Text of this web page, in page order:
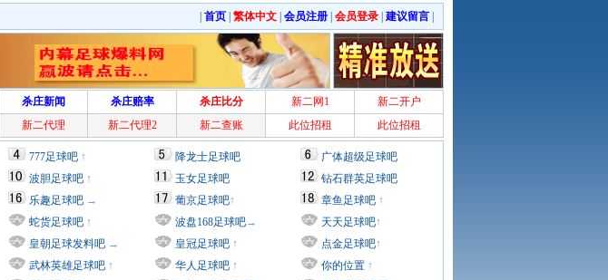
首页 繁体中文 会员注册 会员登录 建议留言
杀庄新闻 杀庄赔率 杀庄比分 新二网1
新二开户
新二代理 新二代理2 新二查账 此位招租 此位招租
777足球吧 ↑
波胆足球吧 ↑
乐趣足球吧 →
蛇货足球吧 ↑
皇朝足球发料吧 →
武林英雄足球吧 ↑
降龙士足球吧
玉女足球吧
葡京足球吧↑
波盘168足球吧→
皇冠足球吧 ↑
华人足球吧 ↑
广体超级足球吧
钻石群英足球吧
章鱼足球吧 ↑
天天足球吧↑
点金足球吧↑
你的位置 ↑